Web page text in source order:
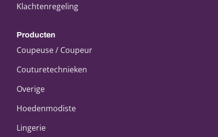
Klachtenregeling
Producten
Coupeuse / Coupeur
Couturetechnieken
Overige
Hoedenmodiste
Lingerie